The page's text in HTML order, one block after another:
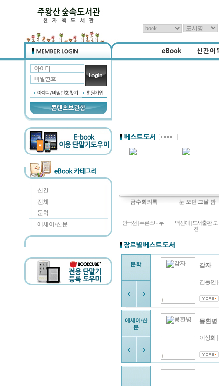
신간
전체
문학
에세이/산문
금수회의록
안국선 | 푸른소나무
눈 오던 그날 밤
백신애 | 도서출판 모
진
문학 감자
김동인 |
에세이/산
문
몽환병
이상화 |